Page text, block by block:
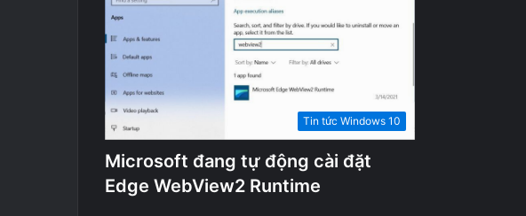
Tin tức Windows 10
Microsoft đang tự động cài đặt
Edge WebView2 Runtime